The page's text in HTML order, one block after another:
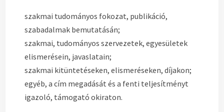
szakmai tudományos fokozat, publikáció,
szabadalmak bemutatásán;
szakmai, tudományos szervezetek, egyesületek
elismerésein, javaslatain;
szakmai kitüntetéseken, elismeréseken, díjakon;
egyéb, a cím megadását és a fenti teljesítményt
igazoló, támogató okiraton.